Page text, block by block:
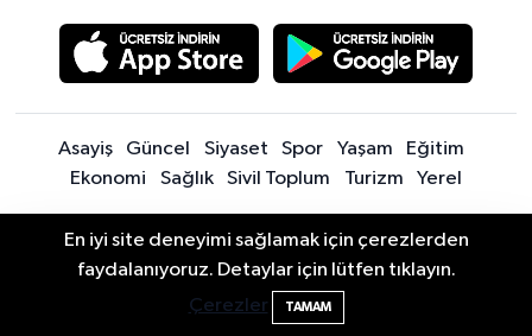
Asayiş Güncel Siyaset Spor Yaşam
Eğitim
Ekonomi
Sağlık Sivil Toplum Turizm Yerel
Sitede yayınlanan içerik ve yorumlardan yazarları sorumludur.
Yayınlanan yorumlardan Bartın Son Dakika Haberleri | Bartın Haber |
Bartın İnfo sorumlu tutulamaz. Sitedeki tüm harici linkler ayrı bir
sayfada açılır. Sitemizde yayınlanan haber, köşe yazıları ve
En iyi site deneyimi sağlamak için çerezlerden
faydalanıyoruz. Detaylar için lütfen tıklayın.
Çerezler
TAMAM
10:24 Bartın Aile Kampı İçin Başvurular Sona